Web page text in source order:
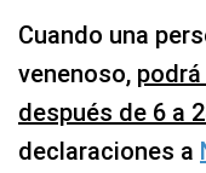
Cuando una
venenoso,
después de 6 a
declaraciones a